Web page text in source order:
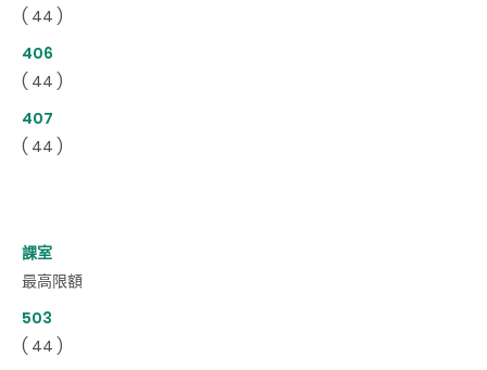
( 44 )
406
( 44 )
407
( 44 )
課室
最高限額
503
( 44 )